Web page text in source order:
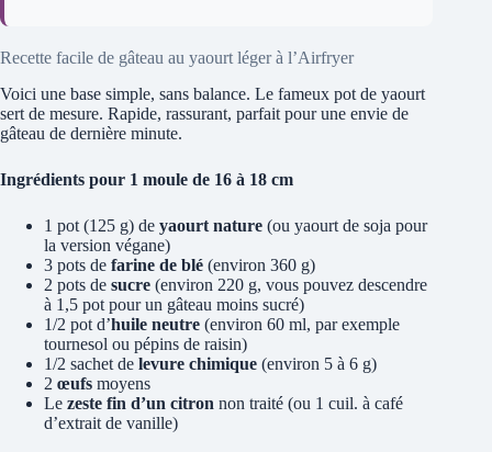
Recette facile de gâteau au yaourt léger à l’Airfryer
Voici une base simple, sans balance. Le fameux pot de yaourt
sert de mesure. Rapide, rassurant, parfait pour une envie de
gâteau de dernière minute.
Ingrédients pour 1 moule de 16 à 18 cm
1 pot (125 g) de yaourt nature (ou yaourt de soja pour
la version végane)
3 pots de farine de blé (environ 360 g)
2 pots de sucre (environ 220 g, vous pouvez descendre
à 1,5 pot pour un gâteau moins sucré)
1/2 pot d’huile neutre (environ 60 ml, par exemple
tournesol ou pépins de raisin)
1/2 sachet de levure chimique (environ 5 à 6 g)
2 œufs moyens
Le zeste fin d’un citron non traité (ou 1 cuil. à café
d’extrait de vanille)